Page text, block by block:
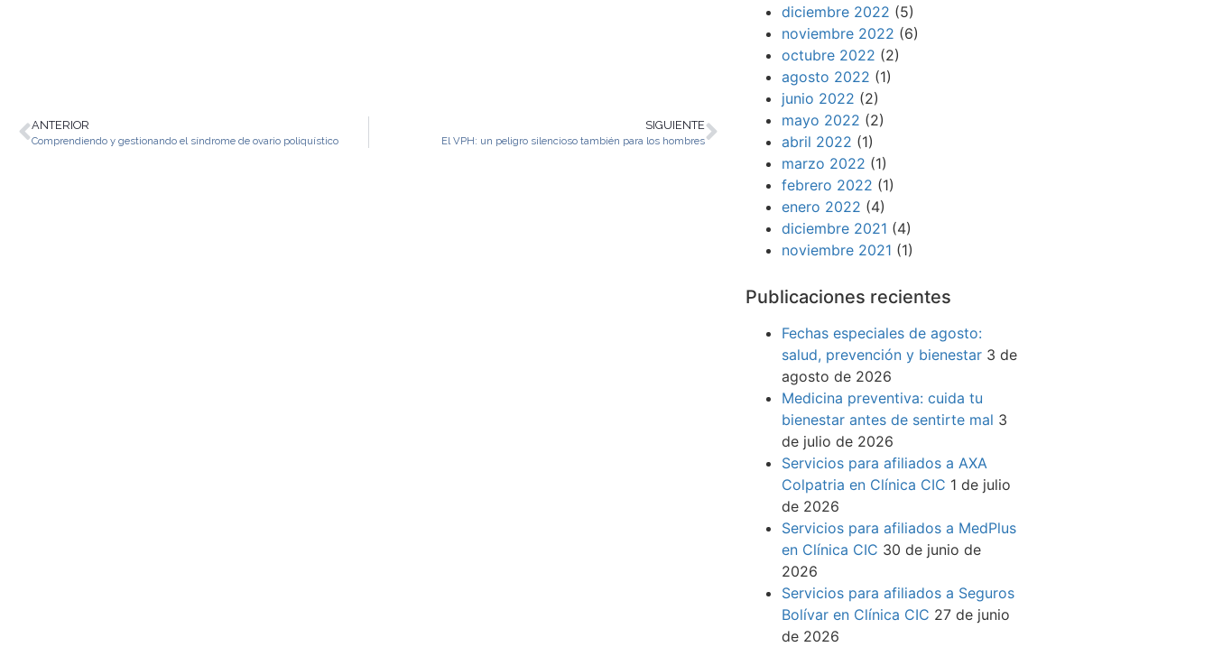
ANTERIOR
Comprendiendo y gestionando el síndrome de ovario poliquístico
SIGUIENTE
El VPH: un peligro silencioso también para los hombres
diciembre 2022 (5)
noviembre 2022 (6)
octubre 2022 (2)
agosto 2022 (1)
junio 2022 (2)
mayo 2022 (2)
abril 2022 (1)
marzo 2022 (1)
febrero 2022 (1)
enero 2022 (4)
diciembre 2021 (4)
noviembre 2021 (1)
Publicaciones recientes
Fechas especiales de agosto:
salud, prevención y bienestar 3 de
agosto de 2026
Medicina preventiva: cuida tu
bienestar antes de sentirte mal 3
de julio de 2026
Servicios para afiliados a AXA
Colpatria en Clínica CIC 1 de julio
de 2026
Servicios para afiliados a MedPlus
en Clínica CIC 30 de junio de
2026
Servicios para afiliados a Seguros
Bolívar en Clínica CIC 27 de junio
de 2026